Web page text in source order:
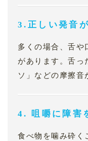
3.正しい発音
多くの場合、舌や
があります。舌っ
ソ」などの摩擦音
4. 咀嚼に障害
食べ物を噛み砕く